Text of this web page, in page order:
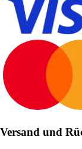
Versand und